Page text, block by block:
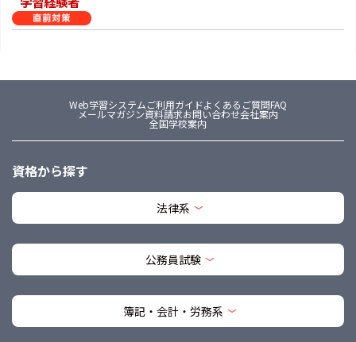
Web学習システムご利用ガイドよくあるご質問FAQ
メールマガジン資料請求お問い合わせ会社案内
全国学校案内
資格から探す
法律系
公務員試験
簿記・会計・労務系